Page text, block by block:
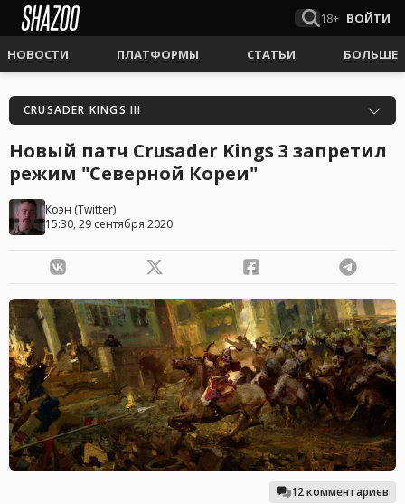
18+ ВОЙТИ
НОВОСТИ ПЛАТФОРМЫ СТАТЬИ БОЛЬШЕ
CRUSADER KINGS III
Новый патч Crusader Kings 3 запретил
режим "Северной Кореи"
Коэн (Twitter)
15:30, 29 сентября 2020
12 комментариев